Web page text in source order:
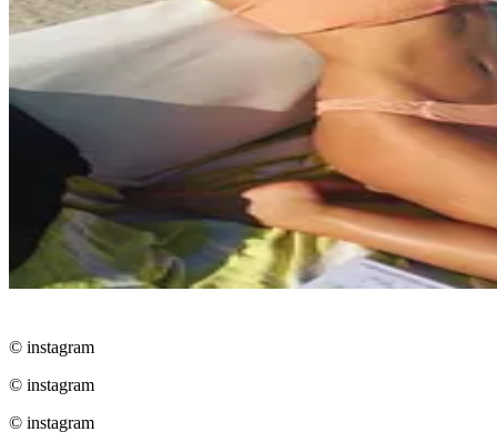
© instagram
© instagram
© instagram